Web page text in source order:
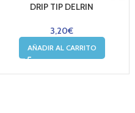
DRIP TIP DELRIN
3,20€
AÑADIR AL CARRITO